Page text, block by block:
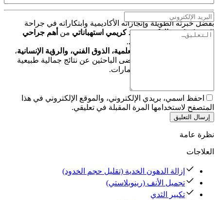
بفضل خبرته الطويلة وإنجازاته الأكاديمية وابتكاراته في جراحة
التجميل، يُعتبرالدكتور حميد كريمي استهباناتي من أهم جراحي
التجميل في الشرق الأوسط.
الدقة العلمية، الذوق الفني، والرؤية الإنسانية،
مما يجعله خياراً مثالياً للمرضى الباحثين عن نتائج جمالية طبيعية
وآمنة في كل من إيران والإمارات.
احفظ اسمي، بريدي الإلكتروني، والموقع الإلكتروني في هذا
المتصفح لاستخدامها المرة المقبلة في تعليقي.
إرسال التعليق
نظرة عامة
العلاجات
إزالة الدهون الخدية (تقليل حجم الخدود)
تجميل الأنف (رينوبلاستي)
تكبير الثدي